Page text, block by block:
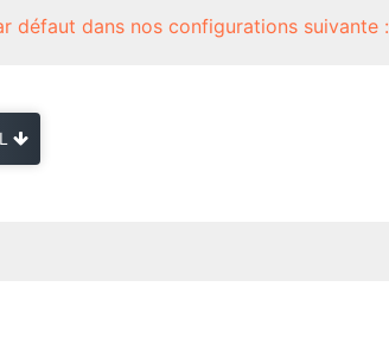
défaut dans nos configurations suivante :